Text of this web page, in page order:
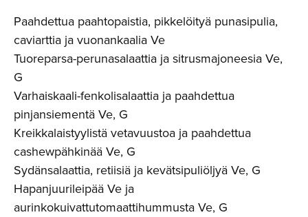
Paahdettua paahtopaistia, pikkelöityä punasipulia,
caviarttia ja vuonankaalia Ve
Tuoreparsa-perunasalaattia ja sitrusmajoneesia Ve,
G
Varhaiskaali-fenkolisalaattia ja paahdettua
pinjansiementä Ve, G
Kreikkalaistyylistä vetavuustoa ja paahdettua
cashewpähkinää Ve, G
Sydänsalaattia, retiisiä ja kevätsipuliöljyä Ve, G
Hapanjuurileipää Ve ja
aurinkokuivattutomaattihummusta Ve, G